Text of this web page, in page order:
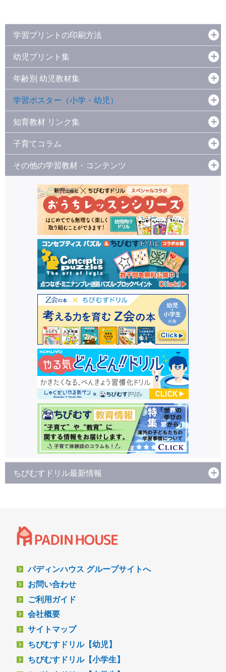
学習プリントの印刷方法
幼児プリント集
年齢別 幼児教材集
学習ポスター（小学・幼児）
知育教材 リンク集
子育てコラム
その他の学習教材・コンテンツ
ちびむすドリル最新情報
パディンハウス グループサイトへ
お問い合わせ
ご利用ガイド
会社概要
サイトマップ
ちびむすドリル【幼児】
ちびむすドリル【小学生】